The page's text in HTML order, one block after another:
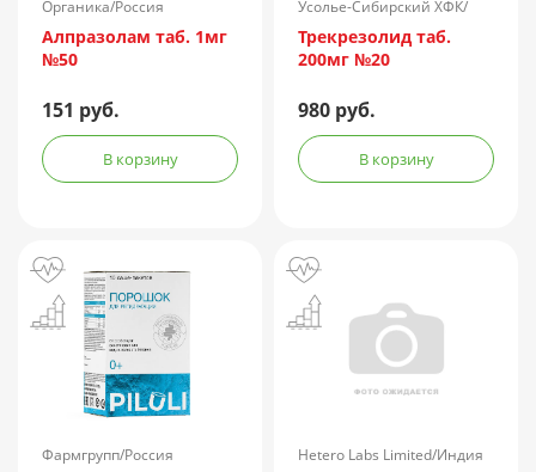
Органика/Россия
Алпразолам таб. 1мг
№50
151 руб.
В корзину
Усолье-Сибирский ХФК/
Россия
Трекрезолид таб.
200мг №20
980 руб.
В корзину
Фармгрупп/Россия Hetero Labs Limited/Индия